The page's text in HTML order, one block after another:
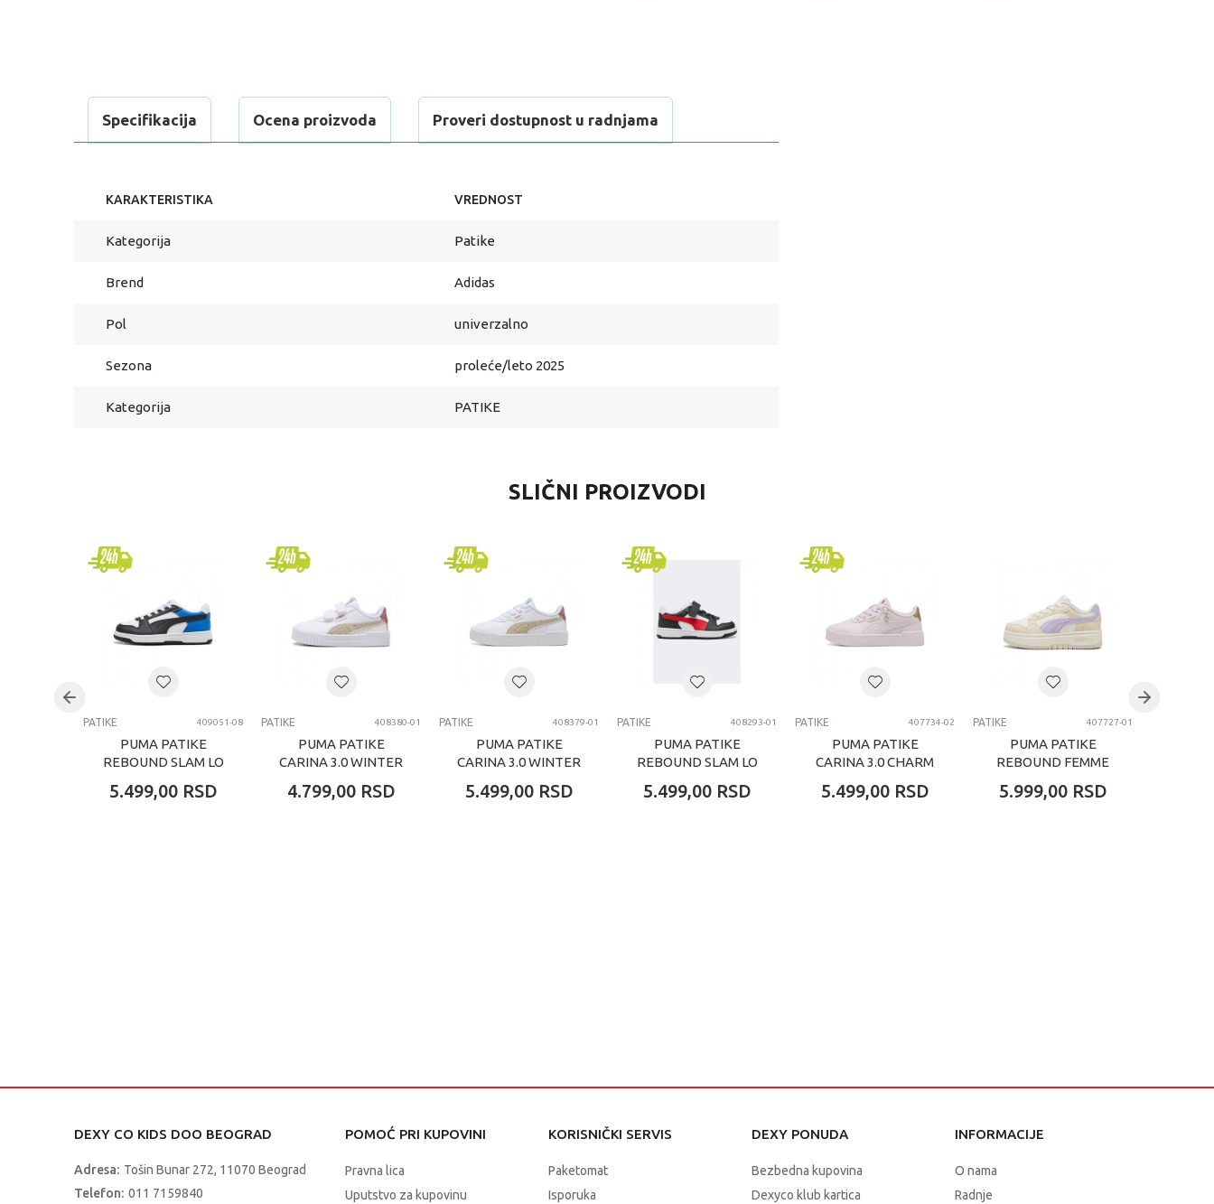
Specifikacija Ocena proizvoda Proveri dostupnost u radnjama
KARAKTERISTIKA VREDNOST
Kategorija Patike
Brend Adidas
Pol univerzalno
Sezona proleće/leto 2025
Kategorija PATIKE
SLIČNI PROIZVODI
PATIKE 409051-08
PUMA PATIKE
REBOUND SLAM LO
5.499,00 RSD
PATIKE 408380-01
PUMA PATIKE
CARINA 3.0 WINTER
4.799,00 RSD
PATIKE 408379-01
PUMA PATIKE
CARINA 3.0 WINTER
5.499,00 RSD
PATIKE 408293-01
PUMA PATIKE
REBOUND SLAM LO
5.499,00 RSD
PATIKE 407734-02
PUMA PATIKE
CARINA 3.0 CHARM
5.499,00 RSD
PATIKE 407727-01
PUMA PATIKE
REBOUND FEMME
5.999,00 RSD
DEXY CO KIDS DOO BEOGRAD
Adresa: Tošin Bunar 272, 11070 Beograd
Telefon: 011 7159840
POMOĆ PRI KUPOVINI
Pravna lica
Uputstvo za kupovinu
KORISNIČKI SERVIS
Paketomat
Isporuka
DEXY PONUDA
Bezbedna kupovina
Dexyco klub kartica
INFORMACIJE
O nama
Radnje